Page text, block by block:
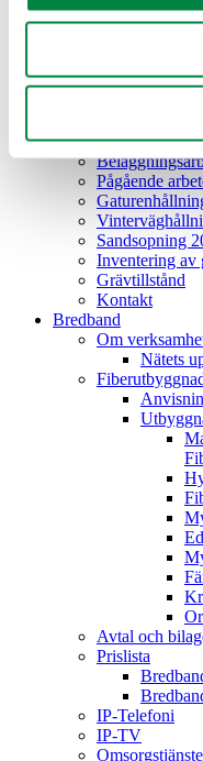
Kontakt
STORA
SPARTIPS
Avloppsstopp i
Teknik & Underhåll
Upprustning
Pågående
Sandsopning
Inventering av
Grävtillstånd
Kontakt
Bredband
Om
Nätets
Avtal och
Prislista
IP-Telefoni
IP-TV